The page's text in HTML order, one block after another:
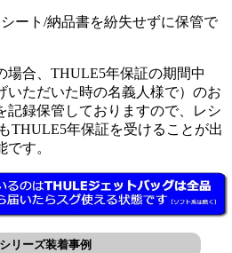
ート/納品書を紛失せずに保管で
場合、THULE5年保証の期間中
いただいた時の名義人様で）のお
記録保管しておりますので、レシ
THULE5年保証を受けることが出
す。
リーズ装着事例